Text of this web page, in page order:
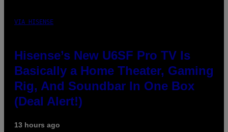
VIA HISENSE
Hisense’s New U6SF Pro TV Is
Basically a Home Theater, Gaming
Rig, And Soundbar In One Box
(Deal Alert!)
13 hours ago